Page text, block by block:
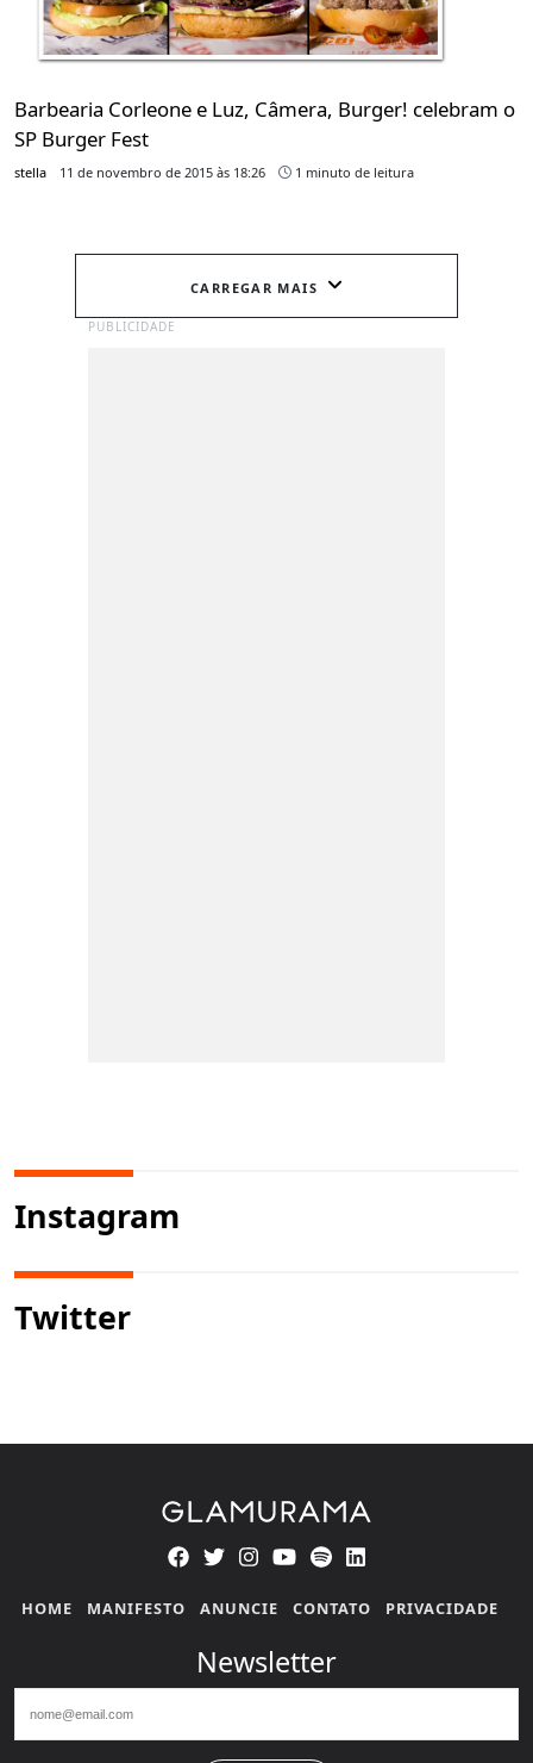
Barbearia Corleone e Luz, Câmera, Burger! celebram o
SP Burger Fest
stella 11 de novembro de 2015 às 18:26 1 minuto de leitura
CARREGAR MAIS
PUBLICIDADE
Instagram
Twitter
HOME MANIFESTO ANUNCIE CONTATO PRIVACIDADE
Newsletter